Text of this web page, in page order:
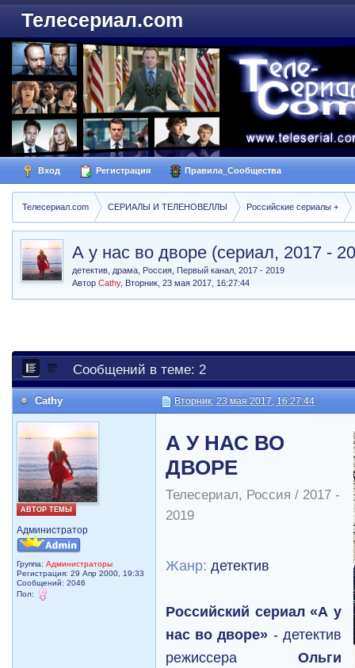
Телесериал.com
Вход Регистрация Правила_Сообщества
Телесериал.com СЕРИАЛЫ И ТЕЛЕНОВЕЛЛЫ Российские сериалы +
А у нас во дворе (сериал, 2017 -
детектив, драма, Россия, Первый канал, 2017 - 2019
АвторCathy, Вторник, 23 мая 2017, 16:27:44
Сообщений в теме: 2
Cathy Вторник, 23 мая 2017, 16:27:44
АВТОР ТЕМЫ
Администратор
Группа:Администраторы
Регистрация: 29 Апр 2000, 19:33
Сообщений: 2046
Пол:
А У НАС ВО
ДВОРЕ
Телесериал, Россия / 2017 -
2019
Жанр:детектив
Российский сериал «А у
нас во дворе» - детектив
режиссера Ольги